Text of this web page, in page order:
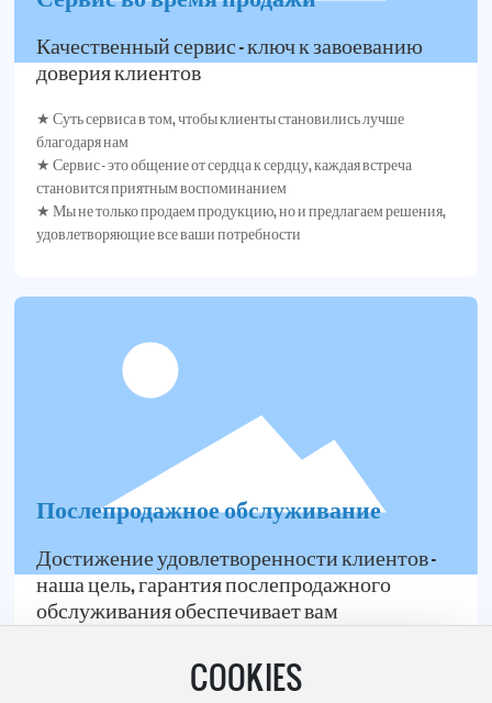
Качественный сервис – ключ к завоеванию
доверия клиентов
★ Суть сервиса в том, чтобы клиенты становились лучше
благодаря нам
★ Сервис – это общение от сердца к сердцу, каждая встреча
становится приятным воспоминанием
★ Мы не только продаем продукцию, но и предлагаем решения,
удовлетворяющие все ваши потребности
Послепродажное обслуживание
Достижение удовлетворенности клиентов –
наша цель, гарантия послепродажного
обслуживания обеспечивает вам
спокойствие
★ Завоевать доверие можно не только самим продуктом, но и
COOKIES